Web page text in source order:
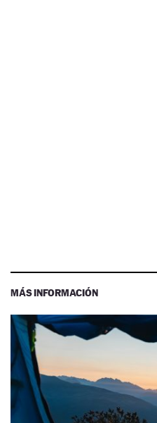
MÁS INFORMACIÓN